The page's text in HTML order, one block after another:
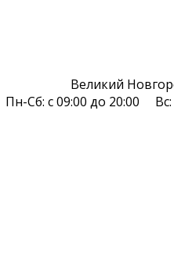
Великий
Пн-Сб: с 09:00 до 20:00 Вс: